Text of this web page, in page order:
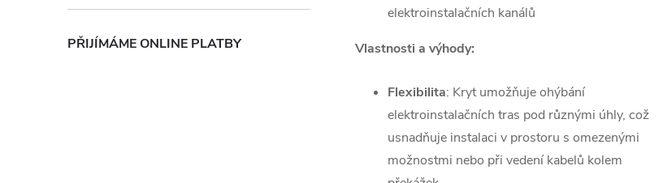
PŘIJÍMÁME ONLINE PLATBY
elektroinstalačních kanálů
Vlastnosti a výhody:
Flexibilita: Kryt umožňuje ohýbání
elektroinstalačních tras pod různými úhly, což
usnadňuje instalaci v prostoru s omezenými
možnostmi nebo při vedení kabelů kolem